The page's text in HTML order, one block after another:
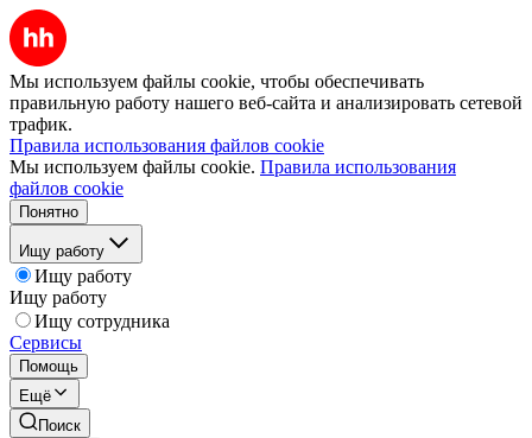
Мы используем файлы cookie, чтобы обеспечивать
правильную работу нашего веб-сайта и анализировать сетевой
трафик.
Правила использования файлов cookie
Мы используем файлы cookie. Правила использования
файлов cookie
Понятно
Ищу работу
Ищу работу
Ищу работу
Ищу сотрудника
Сервисы
Помощь
Ещё
Поиск